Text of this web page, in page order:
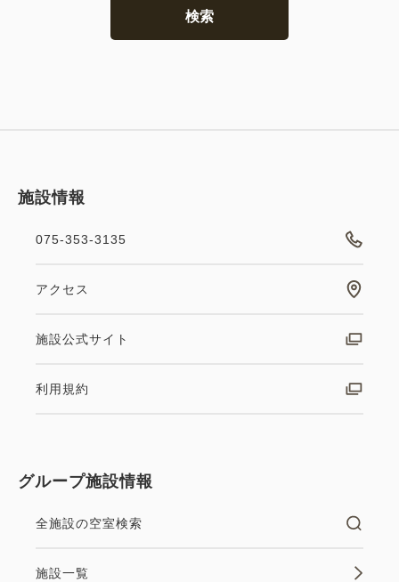
検索
施設情報
075-353-3135
アクセス
施設公式サイト
利用規約
グループ施設情報
全施設の空室検索
施設一覧